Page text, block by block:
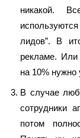
никакой.
лидов”. В
рекламе. Или
на 10%
В случае
сотрудники
потом